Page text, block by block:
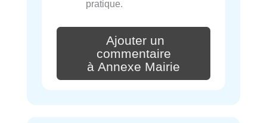
pratique.
Ajouter un
commentaire
à Annexe Mairie